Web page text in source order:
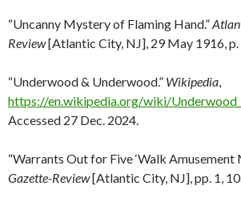
“Uncanny Mystery of Flaming Hand.”
Review[Atlantic City, NJ], 29 May 1916, p.
“Underwood & Underwood.” Wikipedia,
https://en.wikipedia.org/wiki/
Accessed 27 Dec. 2024.
“Warrants Out for Five ‘Walk Amusement
Gazette-Review[Atlantic City, NJ], pp. 1,